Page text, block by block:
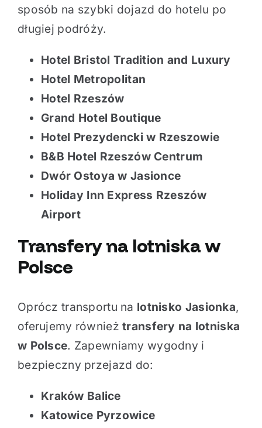
sposób na szybki dojazd do hotelu po
długiej podróży.
Hotel Bristol Tradition and Luxury
Hotel Metropolitan
Hotel Rzeszów
Grand Hotel Boutique
Hotel Prezydencki w Rzeszowie
B&B Hotel Rzeszów Centrum
Dwór Ostoya w Jasionce
Holiday Inn Express Rzeszów
Airport
Transfery na lotniska w
Polsce
Oprócz transportu na lotnisko Jasionka,
oferujemy równieżtransfery na lotniska
w Polsce. Zapewniamy wygodny i
bezpieczny przejazd do:
Kraków Balice
Katowice Pyrzowice